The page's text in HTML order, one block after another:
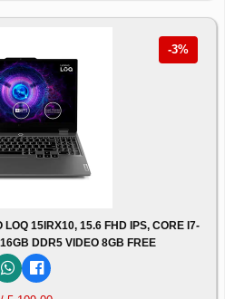
-3%
15IRX10, 15.6 FHD IPS, CORE I7-
DDR5 VIDEO 8GB FREE